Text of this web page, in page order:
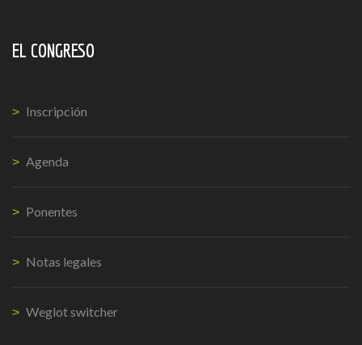
EL CONGRESO
Inscripción
Agenda
Ponentes
Notas legales
Weglot switcher